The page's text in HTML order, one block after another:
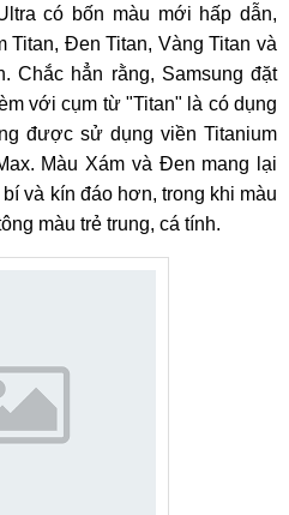
có bốn màu mới hấp dẫn,
Titan, Đen Titan, Vàng Titan và
Chắc hẳn rằng, Samsung đặt
với cụm từ "Titan" là có dụng
được sử dụng viền Titanium
Màu Xám và Đen mang lại
và kín đáo hơn, trong khi màu
màu trẻ trung, cá tính.